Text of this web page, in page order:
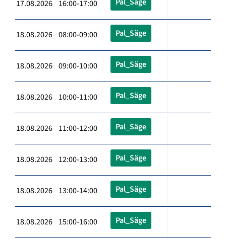
17.08.2026 16:00-17:00
18.08.2026 08:00-09:00 Pal_Säge
18.08.2026 09:00-10:00 Pal_Säge
18.08.2026 10:00-11:00 Pal_Säge
18.08.2026 11:00-12:00 Pal_Säge
18.08.2026 12:00-13:00 Pal_Säge
18.08.2026 13:00-14:00 Pal_Säge
18.08.2026 15:00-16:00 Pal_Säge